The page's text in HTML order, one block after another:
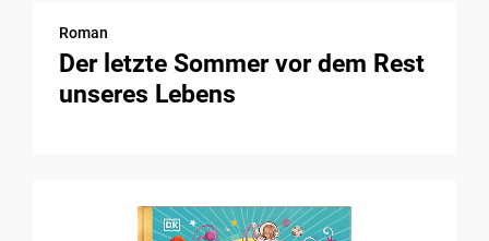
Roman
Der letzte Sommer vor dem Rest
unseres Lebens